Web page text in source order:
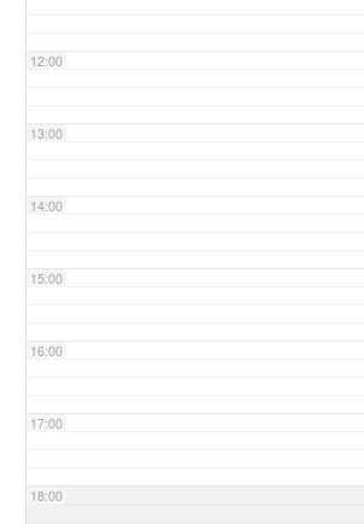
12:00
13:00
14:00
15:00
16:00
17:00
18:00